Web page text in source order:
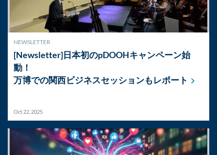
NEWSLETTER
[Newsletter]日本初のpDOOHキャンペーン始
動！
万博での関西ビジネスセッションもレポート
Oct 22, 2025